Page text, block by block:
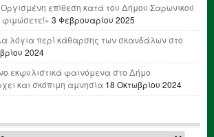
επίθεση κατά του Δήμου Σαρωνικού
3 Φεβρουαρίου 2025
λόγια περί κάθαρσης των σκανδάλων στο
2024
εκφυλιστικά φαινόμενα στο Δήμο
και σκόπιμη αμνησία 18 Οκτωβρίου 2024